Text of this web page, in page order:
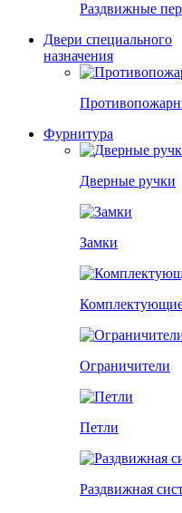
Раздвижные
Двери специального
назначения
Фурнитура
Дверные ручки
Замки
Ограничители
Петли
Раздвижная